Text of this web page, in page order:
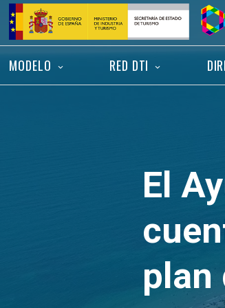
Saltar
contenido
Inicio
MODELO RED DTI
El
plan